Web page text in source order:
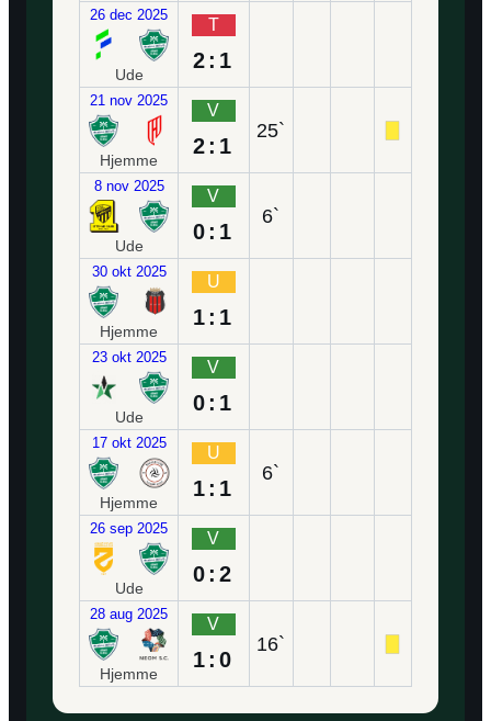
26 dec 2025
Ude
T
2:1
21 nov 2025
Hjemme
V
2:1
25`
8 nov 2025
Ude
V
0:1
6`
30 okt 2025
Hjemme
U
1:1
23 okt 2025
Ude
V
0:1
17 okt 2025
Hjemme
U
1:1
6`
26 sep 2025
Ude
V
0:2
28 aug 2025
Hjemme
V
1:0
16`